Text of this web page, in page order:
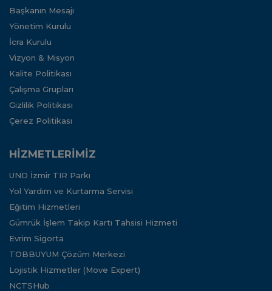
Başkanın Mesajı
Yönetim Kurulu
İcra Kurulu
Vizyon & Misyon
Kalite Politikası
Çalışma Grupları
Gizlilik Politikası
Çerez Politikası
HİZMETLERİMİZ
UND İzmir TIR Parkı
Yol Yardım ve Kurtarma Servisi
Eğitim Hizmetleri
Gümrük İşlem Takip Kartı Tahsisi Hizmeti
Evrim Sigorta
TOBBUYUM Çözüm Merkezi
Lojistik Hizmetler (Move Expert)
NCTSHub